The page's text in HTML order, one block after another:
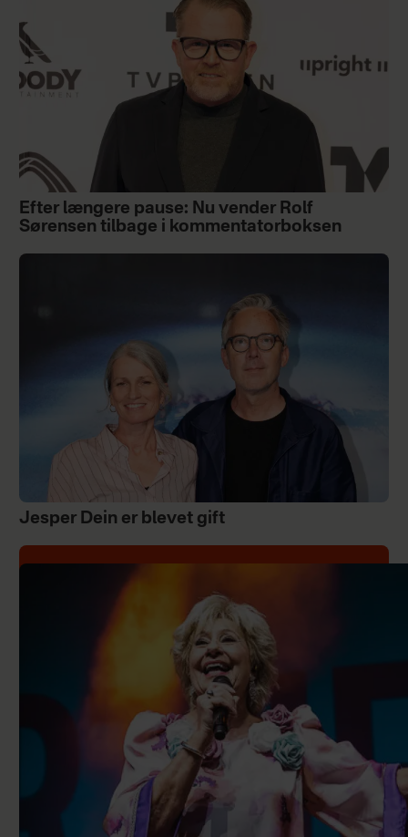
Efter længere pause: Nu vender Rolf
Sørensen tilbage i kommentatorboksen
Jesper Dein er blevet gift